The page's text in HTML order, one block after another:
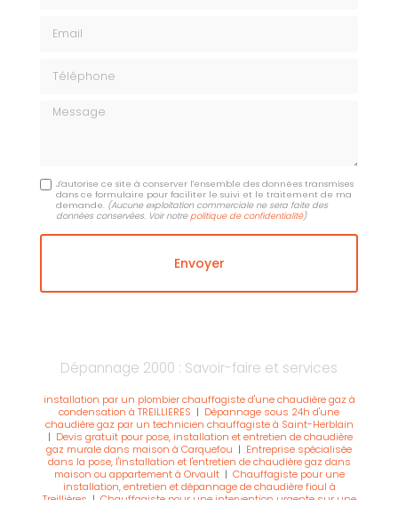
Message
J'autorise ce site à conserver l'ensemble des données transmises
dans ce formulaire pour faciliter le suivi et le traitement de ma
demande. (Aucune exploitation commerciale ne sera faite des
données conservées. Voir notrepolitique de confidentialité)
Dépannage 2000 : Savoir-faire et services
installation par un plombier chauffagiste d'une chaudière gaz à
condensation à TREILLIERES | Dépannage sous 24h d'une
chaudière gaz par un technicien chauffagiste à Saint-Herblain
| Devis gratuit pour pose, installation et entretien de chaudière
gaz murale dans maison à Carquefou | Entreprise spécialisée
dans la pose, l'installation et l'entretien de chaudière gaz dans
maison ou appartement à Orvault| Chauffagiste pour une
installation, entretien et dépannage de chaudière fioul à
Treillières | Chauffagiste pour une intervention urgente sur une